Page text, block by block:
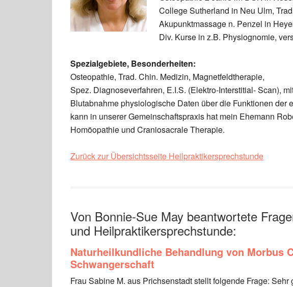
College Sutherland in Neu Ulm,
Akupunktmassage n. Penzel in
Div. Kurse in z.B. Physiognomie,
Spezialgebiete, Besonderheiten:
Osteopathie, Trad. Chin. Medizin, Magnetfeldtherapie,
Spez. Diagnoseverfahren, E.I.S. (Elektro-Interstitial- Scan),
Blutabnahme physiologische Daten über die Funktionen der
kann in unserer Gemeinschaftspraxis hat mein Ehemann
Homöopathie und Craniosacrale Therapie.
Zurück zur Übersichtsseite Heilpraktikersprechstunde
Von Bonnie-Sue May beantwortete
und Heilpraktikersprechstunde:
Naturheilkundliche Behandlung von Morbus
Schwangerschaft
Frau Sabine M. aus Prichsenstadt stellt folgende Frage: